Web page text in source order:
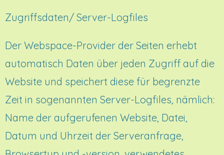
Zugriffsdaten/ Server-Logfiles
Der Webspace-Provider der Seiten erhebt
automatisch Daten über jeden Zugriff auf die
Website und speichert diese für begrenzte
Zeit in sogenannten Server-Logfiles, nämlich:
Name der aufgerufenen Website, Datei,
Datum und Uhrzeit der Serveranfrage,